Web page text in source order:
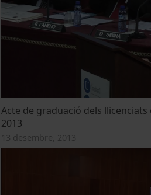
Acte de graduació dels
2013
13 desembre, 2013